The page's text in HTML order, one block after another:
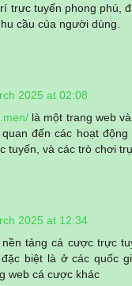
trực tuyến phong phú,
cầu của người dùng.
2025 at 02:08
là một trang web
đến các hoạt
tuyến, và các trò chơi
2025 at 12:34
tảng cá cược trực
biệt là ở các quốc
web cá cược khác